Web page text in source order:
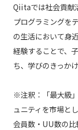
Qiitaでは社会貢献
プログラミングを
の生活において身
経験することで、
ち、学びのきっか
※注釈：「最大級
ュニティを市場と
会員数・UU数の